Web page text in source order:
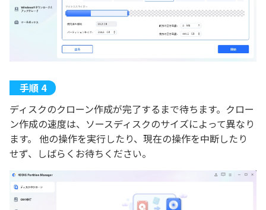
ディスクのクローン作成が完了するまで待ちます。クロー
ン作成の速度は、ソースディスクのサイズによって異なり
ます。 他の操作を実行したり、現在の操作を中断したり
せず、しばらくお待ちください。